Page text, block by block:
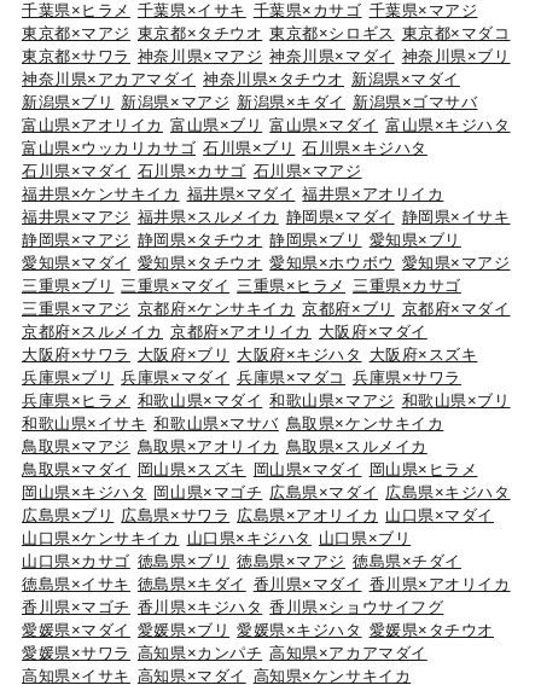
千葉県×ヒラメ 千葉県×イサキ 千葉県×カサゴ 千葉県×マアジ
東京都×マアジ 東京都×タチウオ 東京都×シロギス 東京都×マダコ
東京都×サワラ 神奈川県×マアジ 神奈川県×マダイ 神奈川県×ブリ
神奈川県×アカアマダイ 神奈川県×タチウオ 新潟県×マダイ
新潟県×ブリ
新潟県×マアジ 新潟県×キダイ
新潟県×ゴマサバ
富山県×アオリイカ 富山県×ブリ 富山県×マダイ 富山県×キジハタ
富山県×ウッカリカサゴ 石川県×ブリ
石川県×キジハタ
石川県×マダイ 石川県×カサゴ 石川県×マアジ
福井県×ケンサキイカ 福井県×マダイ 福井県×アオリイカ
福井県×マアジ 福井県×スルメイカ 静岡県×マダイ 静岡県×イサキ
静岡県×マアジ 静岡県×タチウオ 静岡県×ブリ
愛知県×ブリ
愛知県×マダイ 愛知県×タチウオ 愛知県×ホウボウ 愛知県×マアジ
三重県×ブリ
三重県×マダイ 三重県×ヒラメ
三重県×カサゴ
三重県×マアジ 京都府×ケンサキイカ 京都府×ブリ
京都府×マダイ
京都府×スルメイカ 京都府×アオリイカ
大阪府×マダイ
大阪府×サワラ
大阪府×ブリ 大阪府×キジハタ
大阪府×スズキ
兵庫県×ブリ
兵庫県×マダイ 兵庫県×マダコ
兵庫県×サワラ
兵庫県×ヒラメ 和歌山県×マダイ 和歌山県×マアジ 和歌山県×ブリ
和歌山県×イサキ 和歌山県×マサバ 鳥取県×ケンサキイカ
鳥取県×マアジ 鳥取県×アオリイカ 鳥取県×スルメイカ
鳥取県×マダイ
岡山県×スズキ 岡山県×マダイ
岡山県×ヒラメ
岡山県×キジハタ
岡山県×マゴチ 広島県×マダイ 広島県×キジハタ
広島県×ブリ
広島県×サワラ 広島県×アオリイカ 山口県×マダイ
山口県×ケンサキイカ
山口県×キジハタ
山口県×ブリ
山口県×カサゴ 徳島県×ブリ 徳島県×マアジ 徳島県×チダイ
徳島県×イサキ 徳島県×キダイ 香川県×マダイ 香川県×アオリイカ
香川県×マゴチ 香川県×キジハタ 香川県×ショウサイフグ
愛媛県×マダイ 愛媛県×ブリ 愛媛県×キジハタ 愛媛県×タチウオ
愛媛県×サワラ 高知県×カンパチ 高知県×アカアマダイ
高知県×イサキ 高知県×マダイ 高知県×ケンサキイカ